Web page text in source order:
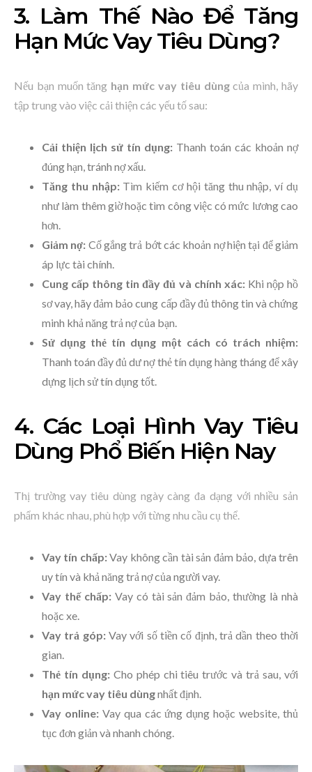
3. Làm Thế Nào Để Tăng
Hạn Mức Vay Tiêu Dùng?
Nếu bạn muốn tăng hạn mức vay tiêu dùngcủa mình, hãy
tập trung vào việc cải thiện các yếu tố sau:
Cải thiện lịch sử tín dụng: Thanh toán các khoản nợ
đúng hạn, tránh nợ xấu.
Tăng thu nhập:Tìm kiếm cơ hội tăng thu nhập, ví dụ
như làm thêm giờ hoặc tìm công việc có mức lương cao
hơn.
Giảm nợ: Cố gắng trả bớt các khoản nợ hiện tại để giảm
áp lực tài chính.
Cung cấp thông tin đầy đủ và chính xác:Khi nộp hồ
sơ vay, hãy đảm bảo cung cấp đầy đủ thông tin và chứng
minh khả năng trả nợ của bạn.
Sử dụng thẻ tín dụng một cách có trách nhiệm:
Thanh toán đầy đủ dư nợ thẻ tín dụng hàng tháng để xây
dựng lịch sử tín dụng tốt.
4. Các Loại Hình Vay Tiêu
Dùng Phổ Biến Hiện Nay
Thị trường vay tiêu dùng ngày càng đa dạng với nhiều sản
phẩm khác nhau, phù hợp với từng nhu cầu cụ thể.
Vay tín chấp:Vay không cần tài sản đảm bảo, dựa trên
uy tín và khả năng trả nợ của người vay.
Vay thế chấp:Vay có tài sản đảm bảo, thường là nhà
hoặc xe.
Vay trả góp:Vay với số tiền cố định, trả dần theo thời
gian.
Thẻ tín dụng:Cho phép chi tiêu trước và trả sau, với
hạn mức vay tiêu dùngnhất định.
Vay online:Vay qua các ứng dụng hoặc website, thủ
tục đơn giản và nhanh chóng.